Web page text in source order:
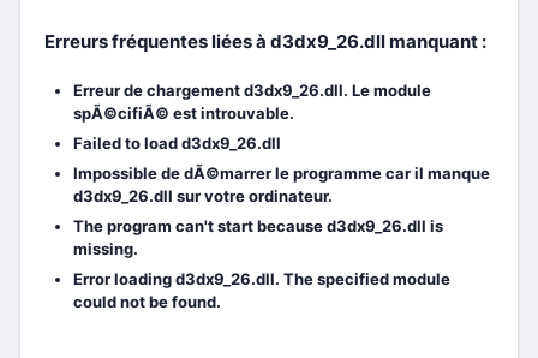
Erreurs fréquentes liées à d3dx9_26.dll manquant :
Erreur de chargement d3dx9_26.dll. Le module
spÃ©cifiÃ© est introuvable.
Failed to load d3dx9_26.dll
Impossible de dÃ©marrer le programme car il manque
d3dx9_26.dll sur votre ordinateur.
The program can't start because d3dx9_26.dll is
missing.
Error loading d3dx9_26.dll. The specified module
could not be found.